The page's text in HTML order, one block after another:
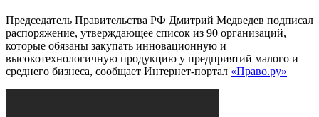
Председатель Правительства РФ Дмитрий Медведев подписал
распоряжение, утверждающее список из 90 организаций,
которые обязаны закупать инновационную и
высокотехнологичную продукцию у предприятий малого и
среднего бизнеса, сообщает Интернет-портал «Право.ру»